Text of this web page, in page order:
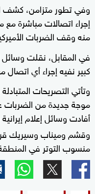
وفي تطور متزامن، كشف
إجراء اتصالات مباشرة مع
منه وقف الضربات
في المقابل، نقلت
كبير نفيه إجراء أي اتصال
وتأتي التصريحات
موجة جديدة من الضربات
أفادت وسائل إعلام
وقشم وميناب وسيريك
منسوب التوتر في